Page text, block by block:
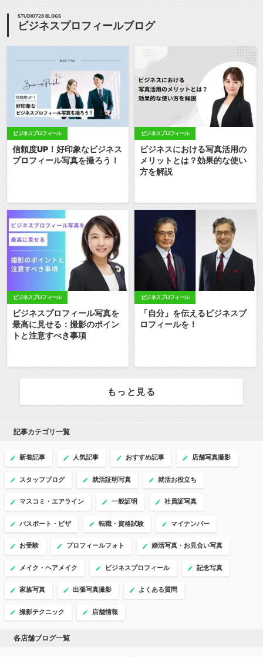
STUDIO728 BLOGS
ビジネスプロフィールブログ
ビジネスプロフィール
信頼度UP！好印象なビジネス
プロフィール写真を撮ろう！
ビジネスプロフィール
ビジネスにおける写真活用の
メリットとは？効果的な使い
方を解説
ビジネスプロフィール
ビジネスプロフィール写真を
最高に見せる：撮影のポイン
トと注意すべき事項
ビジネスプロフィール
「自分」を伝えるビジネスプ
ロフィールを！
もっと見る
記事カテゴリ一覧
新着記事 人気記事 おすすめ記事 店舗写真撮影
スタッフブログ 就活証明写真 就活お役立ち
マスコミ・エアライン 一般証明 社員証写真
パスポート・ビザ 転職・資格試験 マイナンバー
お受験 プロフィールフォト 婚活写真・お見合い写真
メイク・ヘアメイク ビジネスプロフィール 記念写真
家族写真 出張写真撮影 よくある質問
撮影テクニック 店舗情報
各店舗ブログ一覧